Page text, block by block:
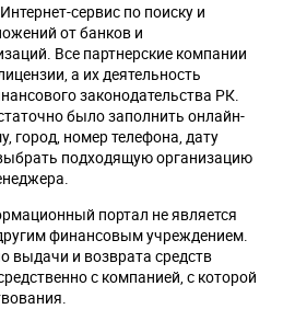
сервис по поиску и
от банков и
Все партнерские компании
а их деятельность
законодательства РК.
было заполнить онлайн-
город, номер телефона, дату
подходящую организацию
портал не является
финансовым учреждением.
выдачи и возврата средств
с компанией, с которой